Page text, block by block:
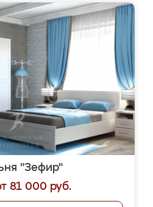
"Зефир"
81 000 руб.